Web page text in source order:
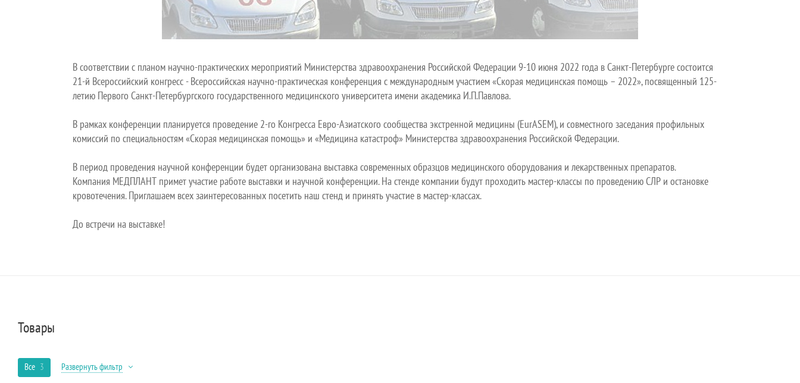
В соответствии с планом научно-практических мероприятий Министерства здравоохранения Российской Федерации 9-10 июня 2022 года в Санкт-Петербурге состоится
21-й Всероссийский конгресс - Всероссийская научно-практическая конференция с международным участием «Скорая медицинская помощь – 2022», посвященный 125-
летию Первого Санкт-Петербургского государственного медицинского университета имени академика И.П.Павлова.
В рамках конференции планируется проведение 2-го Конгресса Евро-Азиатского сообщества экстренной медицины (EurASEM), и совместного заседания профильных
комиссий по специальностям «Скорая медицинская помощь» и «Медицина катастроф» Министерства здравоохранения Российской Федерации.
В период проведения научной конференции будет организована выставка современных образцов медицинского оборудования и лекарственных препаратов.
Компания МЕДПЛАНТ примет участие работе выставки и научной конференции. На стенде компании будут проходить мастер-классы по проведению СЛР и остановке
кровотечения. Приглашаем всех заинтересованных посетить наш стенд и принять участие в мастер-классах.
До встречи на выставке!
Товары
Все 3 Развернуть фильтр